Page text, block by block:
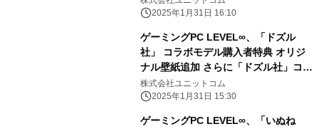
2025年1月31日 16:10
ゲーミングPC LEVEL∞、「ドズル
社」 コラボモデル購入者特典 オリジ
ナル壁紙追加 さらに「ドズル社」コラ
ボPC購入時に使える 5,000円OFF
WEBクーポン配布
株式会社ユニットコム
2025年1月31日 15:30
ゲーミングPC LEVEL∞、「いぬね